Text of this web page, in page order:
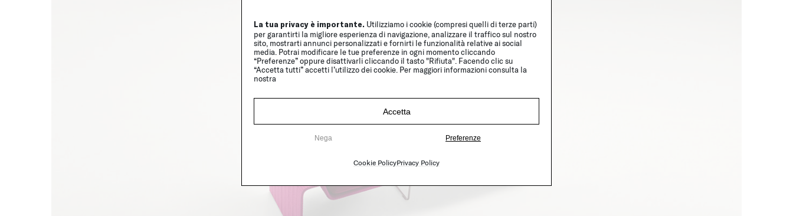
La tua privacy è importante. Utilizziamo i cookie (compresi quelli di terze parti)
per garantirti la migliore esperienza di navigazione, analizzare il traffico sul nostro
sito, mostrarti annunci personalizzati e fornirti le funzionalità relative ai social
media. Potrai modificare le tue preferenze in ogni momento cliccando
“Preferenze” oppure disattivarli cliccando il tasto "Rifiuta". Facendo clic su
“Accetta tutti” accetti l’utilizzo dei cookie. Per maggiori informazioni consulta la
nostra
Accetta
Nega Preferenze
Cookie PolicyPrivacy Policy